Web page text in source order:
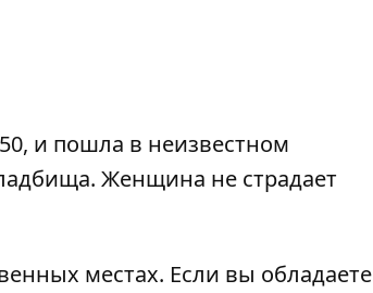
и пошла в неизвестном
Женщина не страдает
местах. Если вы обладаете